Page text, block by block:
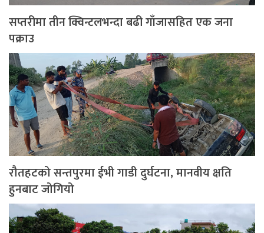
सप्तरीमा तीन क्विन्टलभन्दा बढी गाँजासहित एक जना
पक्राउ
रौतहटको सन्तपुरमा ईभी गाडी दुर्घटना, मानवीय क्षति
हुनबाट जोगियो